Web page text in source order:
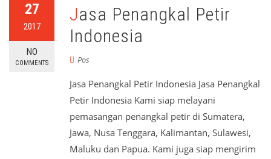
27
2017
NO
COMMENTS
Jasa Penangkal Petir
Indonesia
Pos
Jasa Penangkal Petir Indonesia Jasa Penangkal
Petir Indonesia Kami siap melayani
pemasangan penangkal petir di Sumatera,
Jawa, Nusa Tenggara, Kalimantan, Sulawesi,
Maluku dan Papua. Kami juga siap mengirim